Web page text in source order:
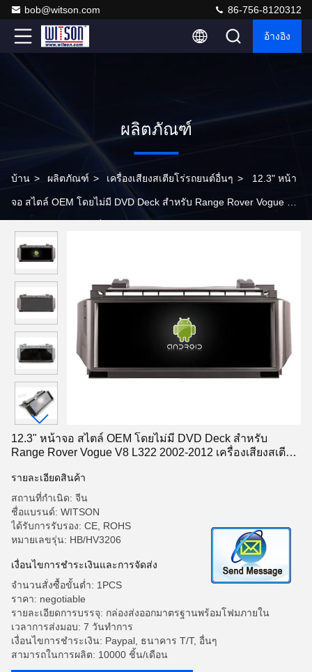
bob@witson.com 86-756-8120312
อ้างอิง
ผลิตภัณฑ์
บ้าน > ผลิตภัณฑ์ > เครื่องเสียงสเตียโร่รถยนต์อื่นๆ > 12.3" หน้า
จอ สไตล์ OEM โดยไม่มี DVD Deck สําหรับ Range Rover Vogue V8
12.3" หน้าจอ สไตล์ OEM โดยไม่มี DVD Deck สําหรับ
Range Rover Vogue V8 L322 2002-2012 เครื่องเสียงสเตีย
รายละเอียดสินค้า
สถานที่กำเนิด: จีน
ชื่อแบรนด์: WITSON
ได้รับการรับรอง: CE, ROHS
หมายเลขรุ่น: HB/HV3206
เงื่อนไขการชำระเงินและการจัดส่ง
จำนวนสั่งซื้อขั้นต่ำ: 1PCS
ราคา: negotiable
รายละเอียดการบรรจุ: กล่องส่งออกมาตรฐานพร้อมโฟมภายใน
เวลาการส่งมอบ: 7 วันทำการ
เงื่อนไขการชำระเงิน: Paypal, ธนาคาร T/T, อื่นๆ
สามารถในการผลิต: 10000 ชิ้น/เดือน